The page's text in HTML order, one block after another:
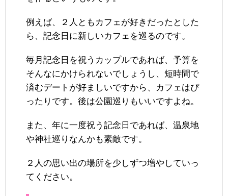
例えば、２人ともカフェが好きだったとした
ら、記念日に新しいカフェを巡るのです。
毎月記念日を祝うカップルであれば、予算を
そんなにかけられないでしょうし、短時間で
済むデートが好ましいですから、カフェはぴ
ったりです。後は公園巡りもいいですよね。
また、年に一度祝う記念日であれば、温泉地
や神社巡りなんかも素敵です。
２人の思い出の場所を少しずつ増やしていっ
てください。